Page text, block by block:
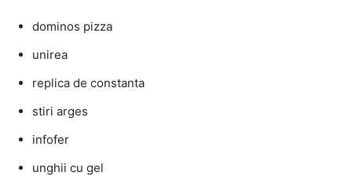
dominos pizza
unirea
replica de constanta
stiri arges
infofer
unghii cu gel